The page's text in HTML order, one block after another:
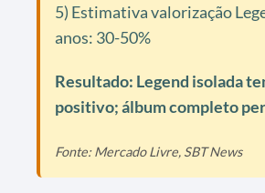
5) Estimativa valorização
anos: 30-50%
Resultado: Legend isolada
positivo; álbum completo
Fonte: Mercado Livre, SBT News